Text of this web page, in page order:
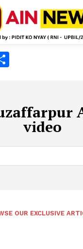
video
OUR EXCLUSIVE